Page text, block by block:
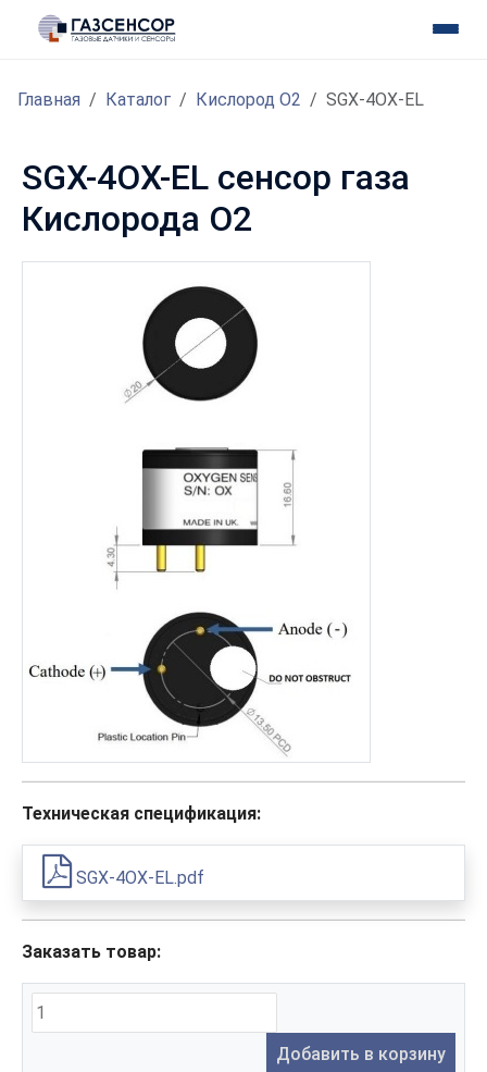
Главная Каталог Кислород O2 SGX-4OX-EL
SGX-4OX-EL сенсор газа
Кислорода O2
Техническая спецификация:
SGX-4OX-EL.pdf
Заказать товар:
Добавить в корзину